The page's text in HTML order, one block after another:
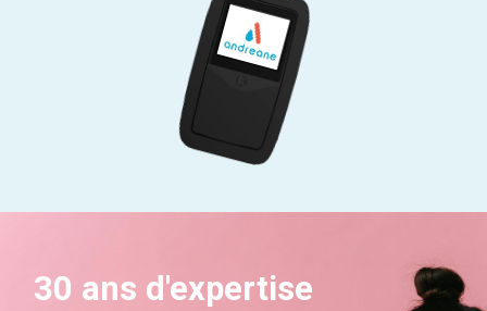
30 ans d'expertise